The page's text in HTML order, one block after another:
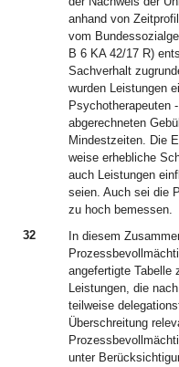
anhand von
vom
B 6 KA 42/17 R)
Sachverhalt
wurden Leistungen
Psychotherapeuten
abgerechneten
Mindestzeiten. Die
weise erhebliche
auch Leistungen
seien. Auch sei die
zu hoch bemessen.
32
In diesem
angefertigte Tabelle
Leistungen, die
teilweise
Überschreitung
unter